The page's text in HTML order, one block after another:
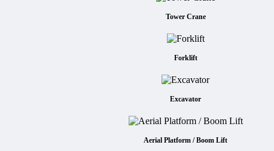
Tower Crane
Forklift
Excavator
Aerial Platform / Boom Lift